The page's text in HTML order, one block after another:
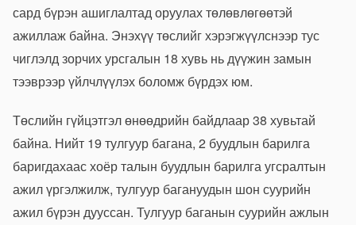
сард бүрэн ашиглалтад оруулах төлөвлөгөөтэй
ажиллаж байна. Энэхүү төслийг хэрэгжүүлснээр тус
чиглэлд зорчих урсгалын 18 хувь нь дүүжин замын
тээврээр үйлчлүүлэх боломж бүрдэх юм.
Төслийн гүйцэтгэл өнөөдрийн байдлаар 38 хувьтай
байна. Нийт 19 тулгуур багана, 2 буудлын барилга
баригдахаас хоёр талын буудлын барилга угсралтын
ажил үргэлжилж, тулгуур багануудын шон суурийн
ажил бүрэн дууссан. Тулгуур баганын суурийн ажлын